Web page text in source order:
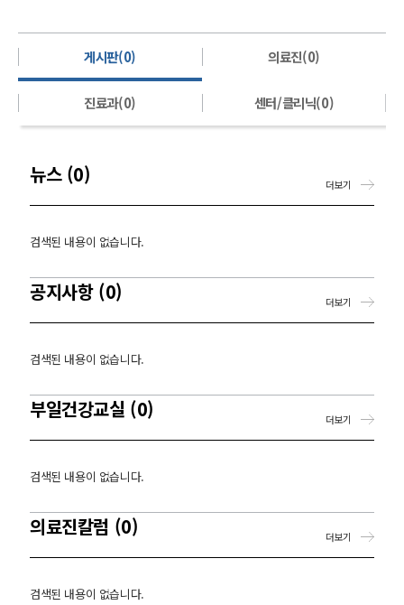
게시판(0) 의료진(0)
진료과(0) 센터/클리닉(0)
뉴스 (0)
검색된 내용이 없습니다.
더보기
공지사항 (0)
검색된 내용이 없습니다.
더보기
부일건강교실 (0)
검색된 내용이 없습니다.
더보기
의료진칼럼 (0)
검색된 내용이 없습니다.
더보기